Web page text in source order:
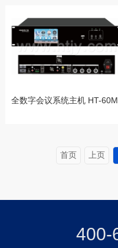
全数字会议系统主机 HT-60M
首页 上页
400-